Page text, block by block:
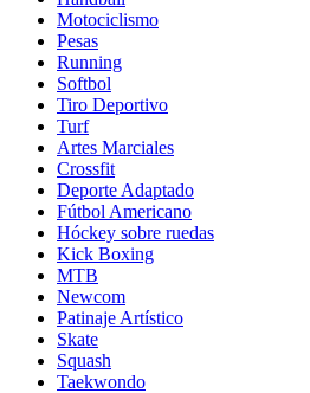
Motociclismo
Pesas
Running
Softbol
Tiro Deportivo
Turf
Artes Marciales
Crossfit
Deporte Adaptado
Fútbol Americano
Hóckey sobre ruedas
Kick Boxing
MTB
Newcom
Patinaje Artístico
Skate
Squash
Taekwondo